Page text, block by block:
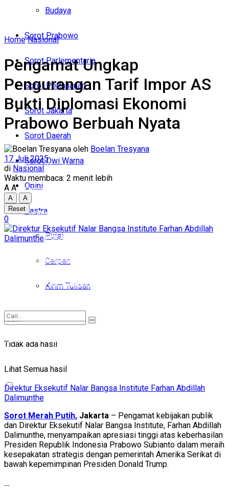
Budaya
Sorot Prabowo
Sorot Parlementaria
Sorot Pertahanan
Sorot Jakarta
Sorot Daerah
Sorot Dwi Warna
Opini
Sastra
Puisi
Cerpen
Kirim Tulisan
Tidak ada hasil
Lihat Semua hasil
Sorot Parlementaria
Sorot Pertahanan
Sorot Jakarta
Sorot Daerah
Sorot Dwi Warna
Opini
Sastra
Puisi
Cerpen
Kirim Tulisan
Tidak ada hasil
Home Nasional
Pengamat Ungkap
Pengurangan Tarif Impor AS
Bukti Diplomasi Ekonomi
Prabowo Berbuah Nyata
oleh Boelan Tresyana
17 Juli 2025
di Nasional
Waktu membaca: 2 menit lebih
A A
A
A
Reset
0
Direktur Eksekutif Nalar Bangsa Institute Farhan Abdillah
Dalimunthe
Sorot Merah Putih, Jakarta – Pengamat kebijakan publik
dan Direktur Eksekutif Nalar Bangsa Institute, Farhan Abdillah
Dalimunthe, menyampaikan apresiasi tinggi atas keberhasilan
Presiden Republik Indonesia Prabowo Subianto dalam meraih
kesepakatan strategis dengan pemerintah Amerika Serikat di
bawah kepemimpinan Presiden Donald Trump.